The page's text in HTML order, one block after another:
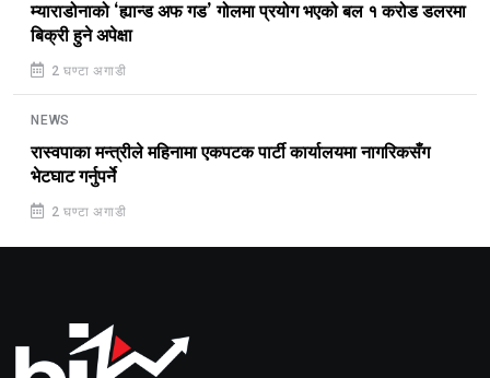
म्याराडोनाको ‘ह्यान्ड अफ गड’ गोलमा प्रयोग भएको बल १ करोड डलरमा
बिक्री हुने अपेक्षा
2 घण्टा अगाडी
NEWS
रास्वपाका मन्त्रीले महिनामा एकपटक पार्टी कार्यालयमा नागरिकसँग
भेटघाट गर्नुपर्ने
2 घण्टा अगाडी